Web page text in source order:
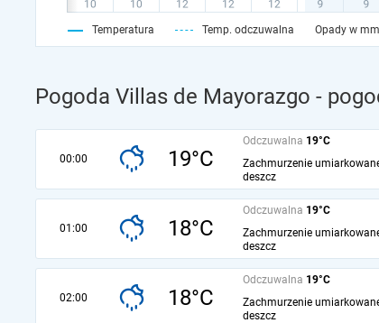
Temperatura Temp. odczuwalna Opady w
Pogoda Villas de Mayorazgo -
00:00 19°C
Odczuwalna 19°C
Zachmurzenie
deszcz
01:00 18°C
Odczuwalna 19°C
Zachmurzenie
deszcz
02:00 18°C
Odczuwalna 19°C
Zachmurzenie
deszcz